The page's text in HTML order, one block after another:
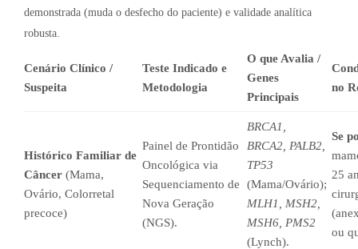
demonstrada (muda o desfecho do paciente) e validade analítica
robusta.
Cenário Clínico /
Suspeita
Teste Indicado e
Metodologia
O que Avalia /
Genes
Principais
no
Histórico Familiar de
Câncer (Mama,
Ovário, Colorretal
precoce)
Painel de Prontidão
Oncológica via
Sequenciamento de
Nova Geração
(NGS).
BRCA1,
BRCA2, PALB2,
TP53
(Mama/Ovário);
MLH1, MSH2,
MSH6, PMS2
(Lynch).
Se
25
ou